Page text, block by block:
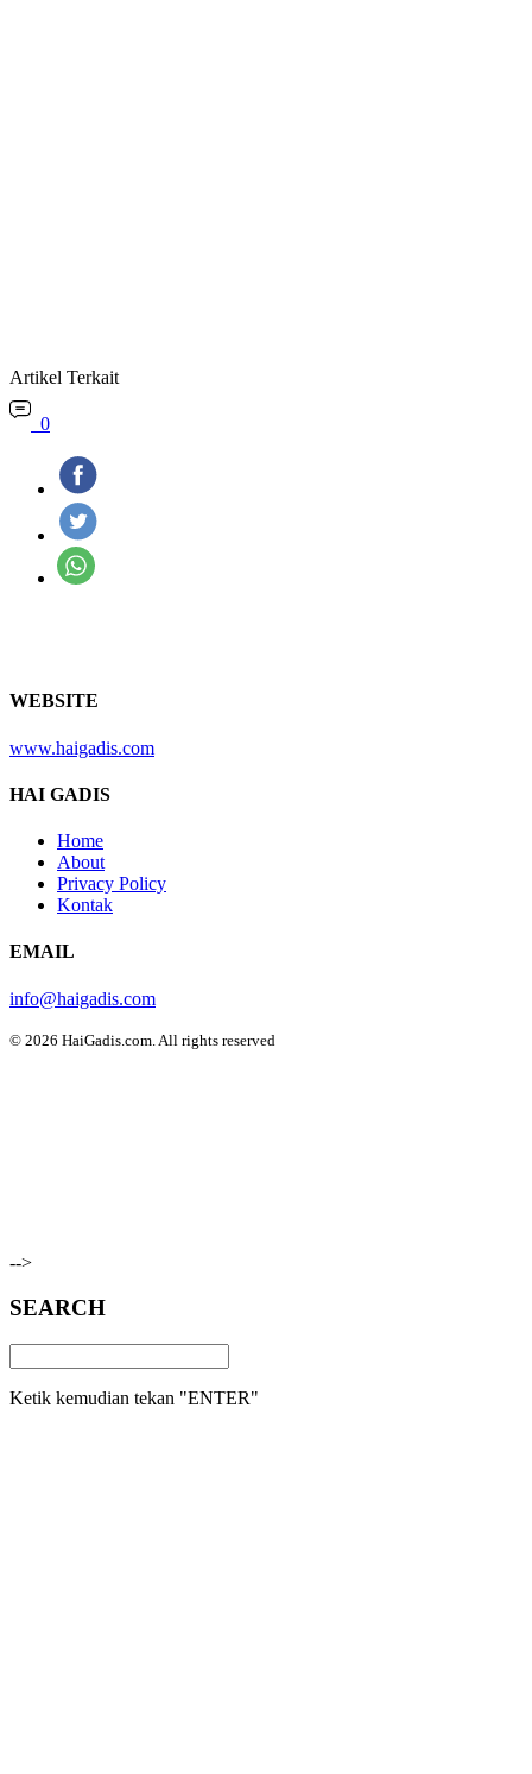
Artikel Terkait
0
WEBSITE
www.haigadis.com
HAI GADIS
Home
About
Privacy Policy
Kontak
EMAIL
info@haigadis.com
© 2026 HaiGadis.com. All rights reserved
-->
SEARCH
Ketik kemudian tekan "ENTER"